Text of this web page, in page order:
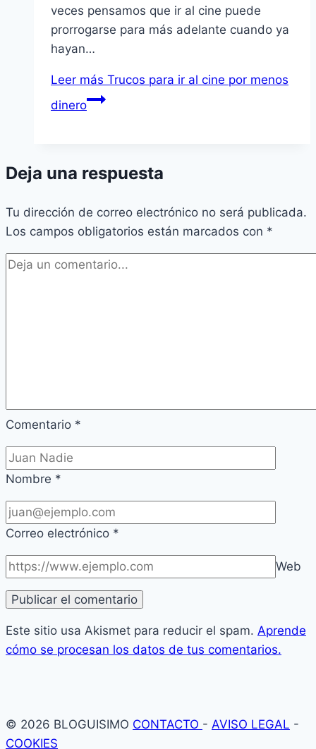
veces pensamos que ir al cine puede
prorrogarse para más adelante cuando ya
hayan…
Leer más Trucos para ir al cine por menos
dinero
Deja una respuesta
Tu dirección de correo electrónico no será publicada.
Los campos obligatorios están marcados con *
Comentario *
Nombre *
Correo electrónico *
Web
Este sitio usa Akismet para reducir el spam. Aprende
cómo se procesan los datos de tus comentarios.
© 2026 BLOGUISIMO CONTACTO - AVISO LEGAL -
COOKIES